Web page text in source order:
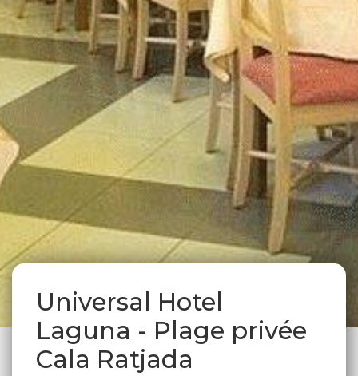
Universal Hotel
Laguna - Plage privée
Cala Ratjada